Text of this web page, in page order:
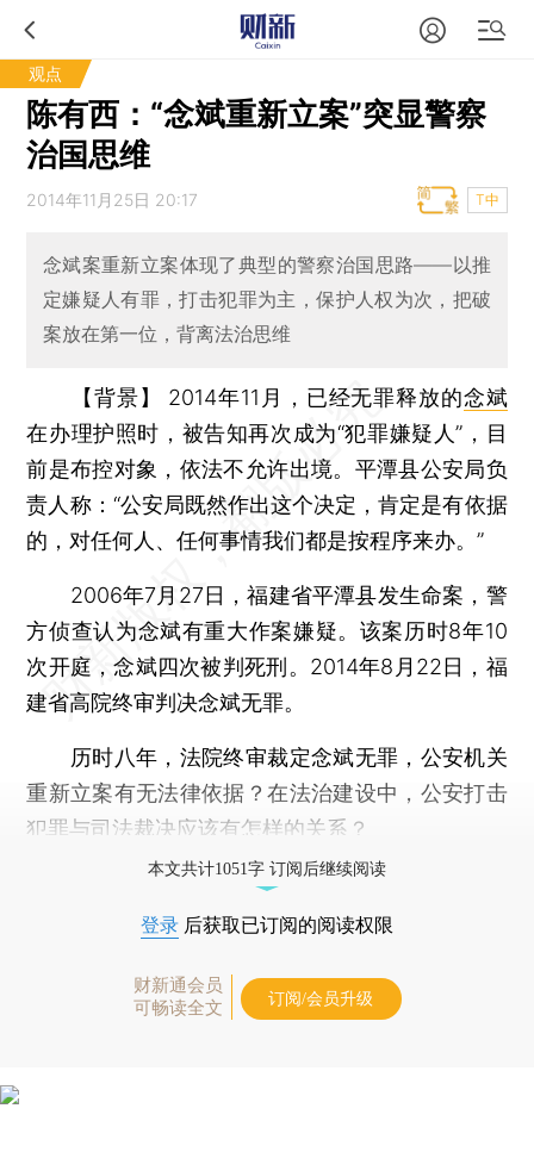
观点
陈有西：“念斌重新立案”突显警察
治国思维
2014年11月25日 20:17 T中
念斌案重新立案体现了典型的警察治国思路——以推
定嫌疑人有罪，打击犯罪为主，保护人权为次，把破
案放在第一位，背离法治思维
【背景】 2014年11月，已经无罪释放的念斌
在办理护照时，被告知再次成为“犯罪嫌疑人”，目
前是布控对象，依法不允许出境。平潭县公安局负
责人称：“公安局既然作出这个决定，肯定是有依据
的，对任何人、任何事情我们都是按程序来办。”
2006年7月27日，福建省平潭县发生命案，警
方侦查认为念斌有重大作案嫌疑。该案历时8年10
次开庭，念斌四次被判死刑。2014年8月22日，福
建省高院终审判决念斌无罪。
历时八年，法院终审裁定念斌无罪，公安机关
重新立案有无法律依据？在法治建设中，公安打击
犯罪与司法裁决应该有怎样的关系？
本文共计1051字 订阅后继续阅读
登录 后获取已订阅的阅读权限
财新通会员
可畅读全文
订阅/会员升级